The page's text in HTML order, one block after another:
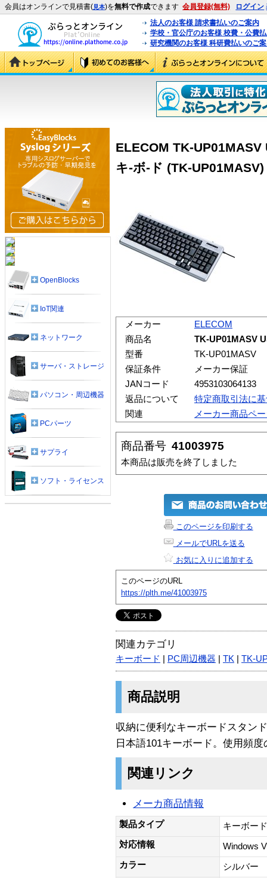
会員はオンラインで見積書(見本)を無料で作成できます 会員登録(無料) ログイン
法人のお客様 請求書払いのご案内
学校・官公庁のお客様 校費・公費
研究機関のお客様 科研費払いのご
ELECOM TK-
キ-ボ-ド (TK-UP01MASV)
メーカー
ELECOM
商品名
TK-UP01MASV
型番
TK-UP01MASV
保証条件
メーカー保証
JANコード
4953103064133
返品について
特定商取引法に
関連
メーカー商品ペ
商品番号 41003975
本商品は販売を終了しました
このページを印刷する
メールでURLを送る
お気に入りに追加する
このページのURL
https://plth.me/41003975
関連カテゴリ
キーボード PC周辺機器 TK TK-
商品説明
収納に便利なキーボードスタン
日本語101キーボード。使用頻
関連リンク
メーカ商品情報
製品タイプ
キーボード
対応情報
Windows
カラー
シルバー
OpenBlocks
IoT関連
ネットワーク
サーバ・ストレージ
パソコン・周辺機器
PCパーツ
サプライ
ソフト・ライセンス